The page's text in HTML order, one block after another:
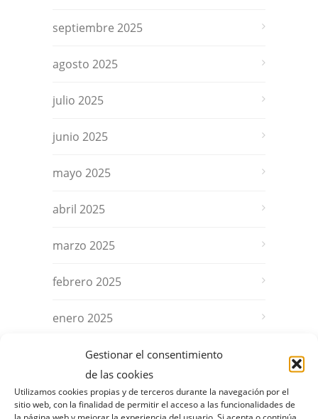
Gestionar el consentimiento
de las cookies
Utilizamos cookies propias y de terceros durante la navegación por el
sitio web, con la finalidad de permitir el acceso a las funcionalidades de
septiembre 2025
agosto 2025
julio 2025
junio 2025
mayo 2025
abril 2025
marzo 2025
febrero 2025
enero 2025
diciembre 2024
noviembre 2024